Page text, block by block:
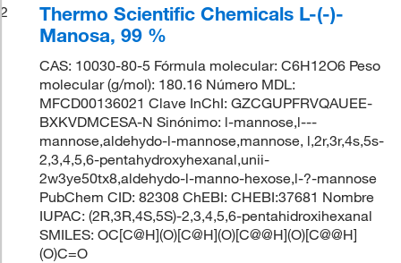
2
Thermo Scientific Chemicals L-(-)-
Manosa, 99 %
CAS: 10030-80-5 Fórmula molecular: C6H12O6 Peso
molecular (g/mol): 180.16 Número MDL:
MFCD00136021 Clave InChI: GZCGUPFRVQAUEE-
BXKVDMCESA-N Sinónimo: l-mannose,l---
mannose,aldehydo-l-mannose,mannose, l,2r,3r,4s,5s-
2,3,4,5,6-pentahydroxyhexanal,unii-
2w3ye50tx8,aldehydo-l-manno-hexose,l-?-mannose
PubChem CID: 82308 ChEBI: CHEBI:37681 Nombre
IUPAC: (2R,3R,4S,5S)-2,3,4,5,6-pentahidroxihexanal
SMILES: OC[C@H](O)[C@H](O)[C@@H](O)[C@@H]
(O)C=O